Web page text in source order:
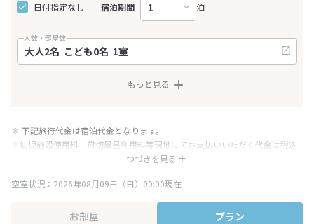
日付指定なし 宿泊期間 泊
人数・部屋数
もっと見る
つづきを見る
※ 下記旅行代金は宿泊代金となります。
※幼児施設使用料、貸切風呂利用料等現地にてお支払いいただく代金は税込
み表記となりますが、消費税増税に伴い代金が一部変更となる場合がござい
※表示されている旅行代金・プラン内容は一定時間ごとに更新されます。最
空室状況：2026年08月09日（日）00:00現在
お部屋 プラン